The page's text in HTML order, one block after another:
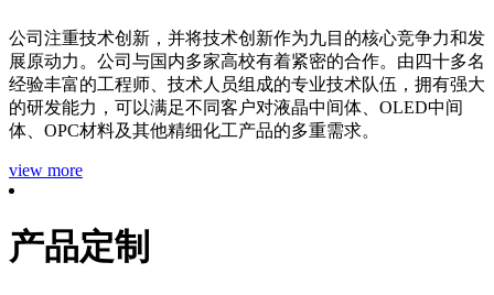
公司注重技术创新，并将技术创新作为九目的核心竞争力和发
展原动力。公司与国内多家高校有着紧密的合作。由四十多名
经验丰富的工程师、技术人员组成的专业技术队伍，拥有强大
的研发能力，可以满足不同客户对液晶中间体、OLED中间
体、OPC材料及其他精细化工产品的多重需求。
view more
产品定制